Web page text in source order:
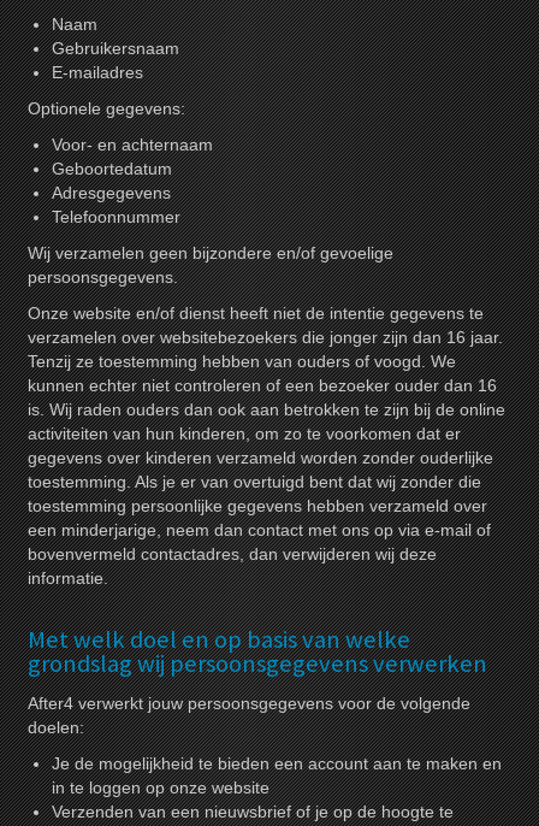
Naam
Gebruikersnaam
E-mailadres
Optionele gegevens:
Voor- en achternaam
Geboortedatum
Adresgegevens
Telefoonnummer
Wij verzamelen geen bijzondere en/of gevoelige
persoonsgegevens.
Onze website en/of dienst heeft niet de intentie gegevens te
verzamelen over websitebezoekers die jonger zijn dan 16 jaar.
Tenzij ze toestemming hebben van ouders of voogd. We
kunnen echter niet controleren of een bezoeker ouder dan 16
is. Wij raden ouders dan ook aan betrokken te zijn bij de online
activiteiten van hun kinderen, om zo te voorkomen dat er
gegevens over kinderen verzameld worden zonder ouderlijke
toestemming. Als je er van overtuigd bent dat wij zonder die
toestemming persoonlijke gegevens hebben verzameld over
een minderjarige, neem dan contact met ons op via e-mail of
bovenvermeld contactadres, dan verwijderen wij deze
informatie.
Met welk doel en op basis van welke
grondslag wij persoonsgegevens verwerken
After4 verwerkt jouw persoonsgegevens voor de volgende
doelen:
Je de mogelijkheid te bieden een account aan te maken en
in te loggen op onze website
Verzenden van een nieuwsbrief of je op de hoogte te